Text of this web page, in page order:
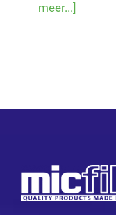
meer...]